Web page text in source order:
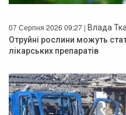
07 Серпня 2026 09:27 | Влада
Отруйні рослини можуть
лікарських препаратів